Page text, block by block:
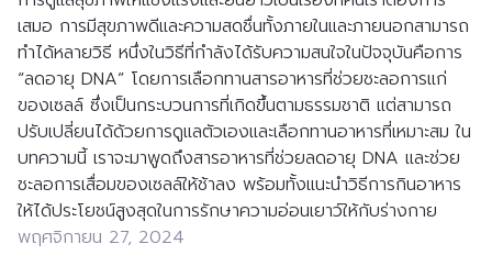
เสมอ การมีสุขภาพดีและความสดชื่นทั้งภายในและภายนอกสามารถ
ทำได้หลายวิธี หนึ่งในวิธีที่กำลังได้รับความสนใจในปัจจุบันคือการ
“ลดอายุ DNA” โดยการเลือกทานสารอาหารที่ช่วยชะลอการแก่
ของเซลล์ ซึ่งเป็นกระบวนการที่เกิดขึ้นตามธรรมชาติ แต่สามารถ
ปรับเปลี่ยนได้ด้วยการดูแลตัวเองและเลือกทานอาหารที่เหมาะสม ใน
บทความนี้ เราจะมาพูดถึงสารอาหารที่ช่วยลดอายุ DNA และช่วย
ชะลอการเสื่อมของเซลล์ให้ช้าลง พร้อมทั้งแนะนำวิธีการกินอาหาร
ให้ได้ประโยชน์สูงสุดในการรักษาความอ่อนเยาว์ให้กับร่างกาย
พฤศจิกายน 27, 2024